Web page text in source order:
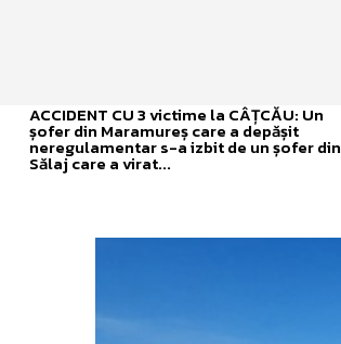
ACCIDENT CU 3 victime la CÂȚCĂU: Un
șofer din Maramureș care a depășit
neregulamentar s-a izbit de un șofer din
Sălaj care a virat...